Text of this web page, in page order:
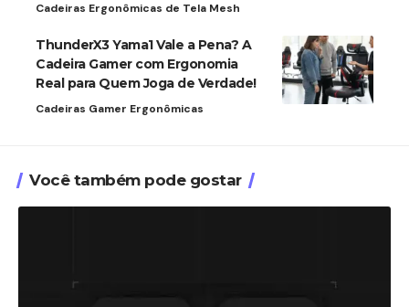
Cadeiras Ergonômicas de Tela Mesh
ThunderX3 Yama1 Vale a Pena? A
Cadeira Gamer com Ergonomia
Real para Quem Joga de Verdade!
Cadeiras Gamer Ergonômicas
Você também pode gostar